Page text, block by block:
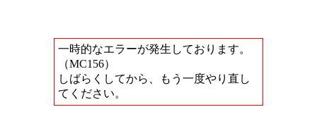
一時的なエラーが発生しております。
（MC156）
しばらくしてから、もう一度やり直し
てください。